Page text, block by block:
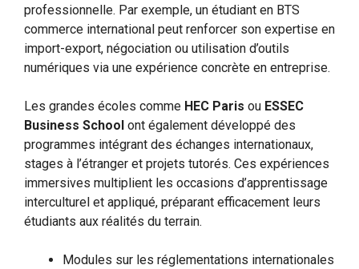
professionnelle. Par exemple, un étudiant en BTS
commerce international peut renforcer son expertise en
import-export, négociation ou utilisation d’outils
numériques via une expérience concrète en entreprise.
Les grandes écoles comme HEC Paris ou ESSEC
Business School ont également développé des
programmes intégrant des échanges internationaux,
stages à l’étranger et projets tutorés. Ces expériences
immersives multiplient les occasions d’apprentissage
interculturel et appliqué, préparant efficacement leurs
étudiants aux réalités du terrain.
Modules sur les réglementations internationales